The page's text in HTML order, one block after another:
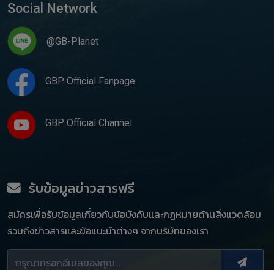
Social Network
@GB-Planet
GBP Official Fanpage
GBP Official Channel
รับข้อมูลข่าวสารฟรี
สมัครเพื่อรับข้อมูลเกี่ยวกับข้อบังคับและกฏหมายด้านสิ่งแวดล้อม
รวมถึงข่าวสารและข้อแนะนำต่างๆ จากบริษัทของเรา